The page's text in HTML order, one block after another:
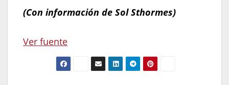
(Con información de Sol Sthormes)
Navegación
Ver fuente